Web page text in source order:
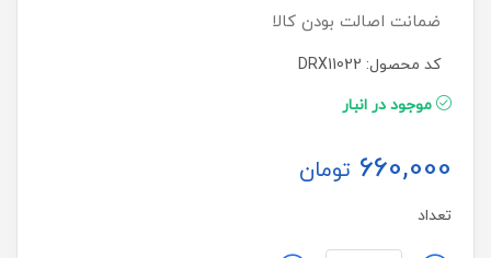
ضمانت اصالت بودن کالا
کد محصول: DRX11022
موجود در انبار
660,000 تومان
تعداد